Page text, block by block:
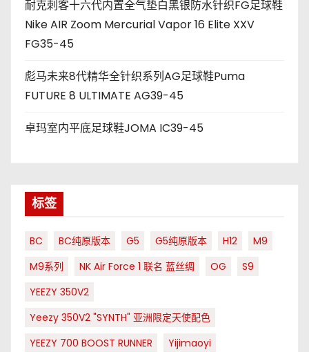
耐克刺客十六代内置全气垫白黑银防水针织FG足球鞋
Nike AIR Zoom Mercurial Vapor 16 Elite XXV
FG35-45
彪马未来8代精华全针织系列AG足球鞋Puma
FUTURE 8 ULTIMATE AG39-45
卓玛室内平底足球鞋JOMA IC39-45
标签
BC BC纯原版本 G5 G5纯原版本 H12
M9
M9系列
NK Air Force 1 联名 蓝丝绸 OG
S9
YEEZY 350V2
Yeezy 350V2 "SYNTH" 亚洲限定天使配色
YEEZY 700 BOOST RUNNER
Yijimaoyi